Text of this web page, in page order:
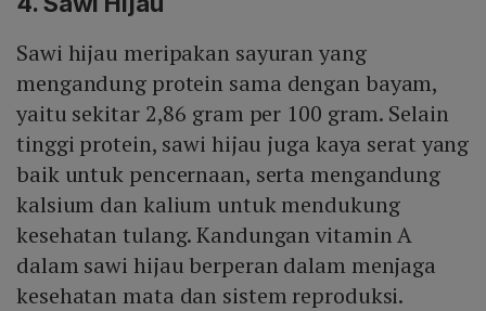
Sawi hijau meripakan sayuran yang
mengandung protein sama dengan bayam,
yaitu sekitar 2,86 gram per 100 gram. Selain
tinggi protein, sawi hijau juga kaya serat yang
baik untuk pencernaan, serta mengandung
kalsium dan kalium untuk mendukung
kesehatan tulang. Kandungan vitamin A
dalam sawi hijau berperan dalam menjaga
kesehatan mata dan sistem reproduksi.